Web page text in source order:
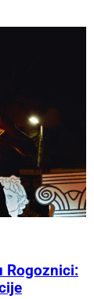
Rogoznici: